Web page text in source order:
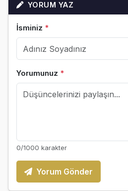
YORUM YAZ
İsminiz *
Yorumunuz *
0/1000 karakter
Yorum Gönder